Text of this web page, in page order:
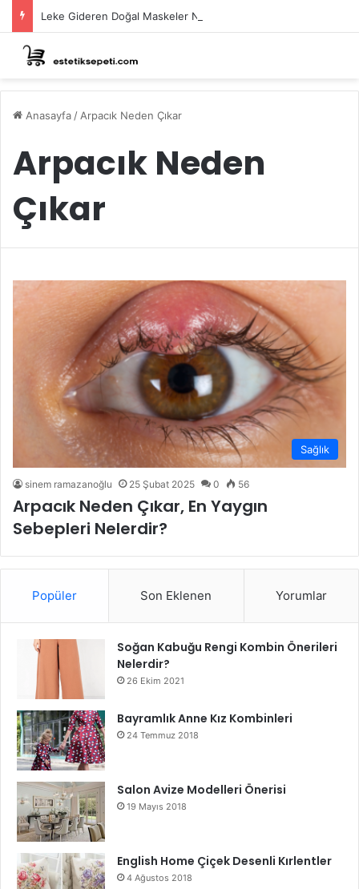
Leke Gideren Doğal Maskeler Nasıl Yapılır?
Anasayfa / Arpacık Neden Çıkar
Arpacık Neden
Çıkar
Sağlık
sinem ramazanoğlu 25 Şubat 2025 0 56
Arpacık Neden Çıkar, En Yaygın
Sebepleri Nelerdir?
Popüler Son Eklenen Yorumlar
Soğan Kabuğu Rengi Kombin Önerileri
Nelerdir?
26 Ekim 2021
Bayramlık Anne Kız Kombinleri
24 Temmuz 2018
Salon Avize Modelleri Önerisi
19 Mayıs 2018
English Home Çiçek Desenli Kırlentler
4 Ağustos 2018